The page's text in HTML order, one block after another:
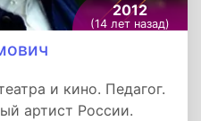
2012
(14 лет назад)
и кино. Педагог.
артист России.